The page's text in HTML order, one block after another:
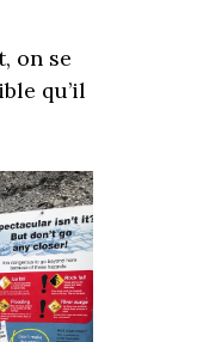
on se
qu’il